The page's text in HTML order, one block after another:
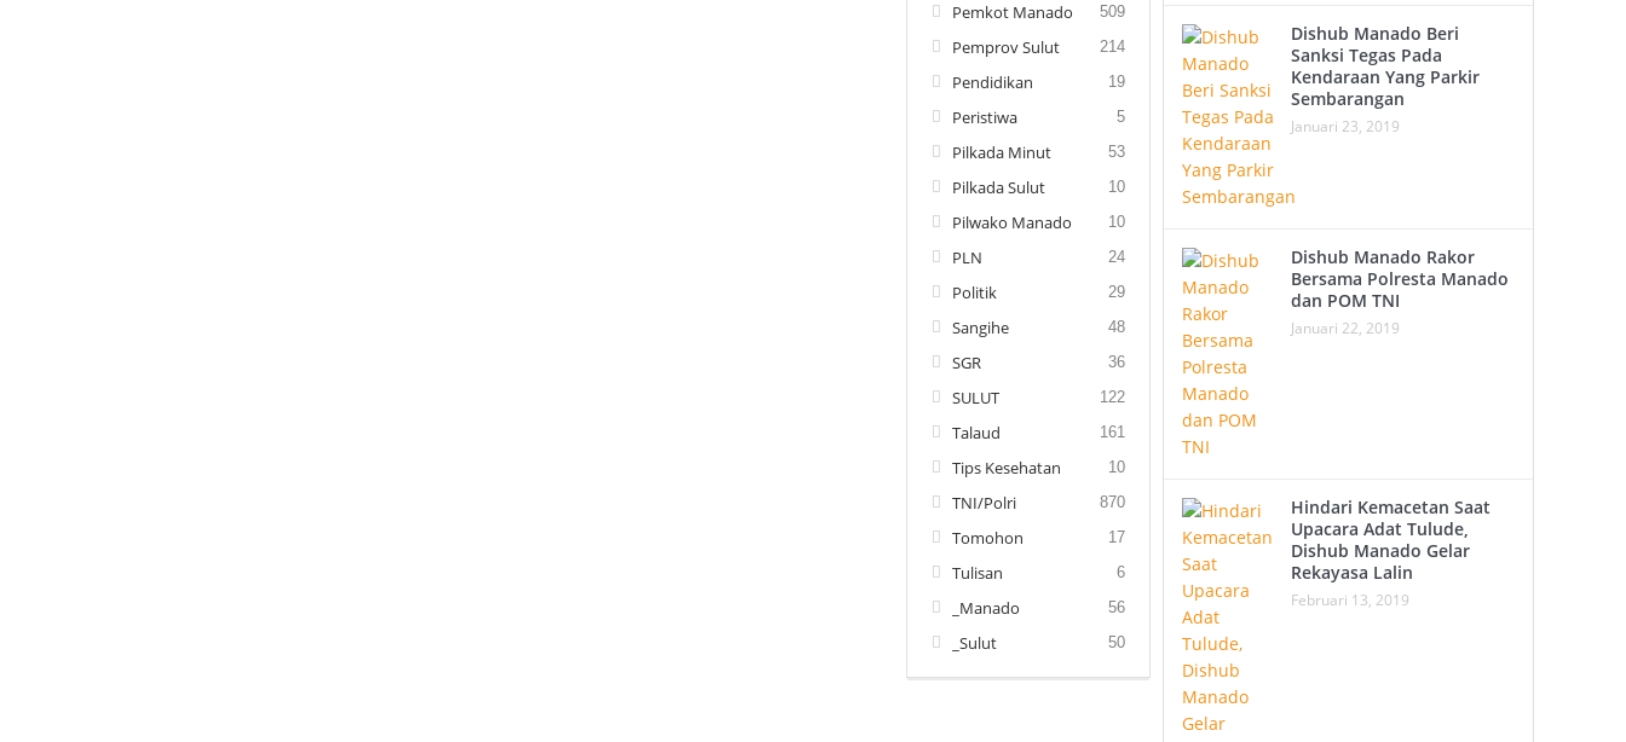
Pemkot Manado 509
Pemprov Sulut 214
Pendidikan 19
Peristiwa 5
Pilkada Minut 53
Pilkada Sulut 10
Pilwako Manado 10
PLN 24
Politik 29
Sangihe 48
SGR 36
SULUT 122
Talaud 161
Tips Kesehatan 10
TNI/Polri 870
Tomohon 17
Tulisan 6
_Manado 56
_Sulut 50
Dishub Manado Beri
Sanksi Tegas Pada
Kendaraan Yang Parkir
Sembarangan
Januari 23, 2019
Dishub Manado Rakor
Bersama Polresta Manado
dan POM TNI
Januari 22, 2019
Hindari Kemacetan Saat
Upacara Adat Tulude,
Dishub Manado Gelar
Rekayasa Lalin
Februari 13, 2019